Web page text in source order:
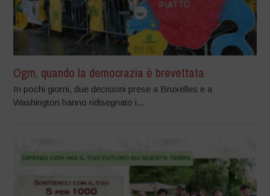
Ogm, quando la democrazia è brevettata
In pochi giorni, due decisioni prese a Bruxelles e a
Washington hanno ridisegnato i...